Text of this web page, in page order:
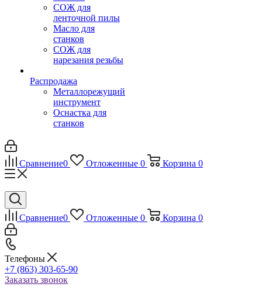
СОЖ для
ленточной пилы
Масло для
станков
СОЖ для
нарезания резьбы
Распродажа
Металлорежущий
инструмент
Оснастка для
станков
Сравнение0 Отложенные 0 Корзина 0
Сравнение0 Отложенные 0 Корзина 0
Телефоны
+7 (863) 303-65-90
Заказать звонок